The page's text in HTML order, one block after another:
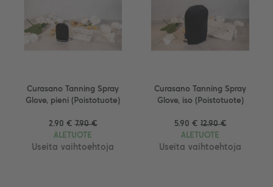
Curasano Tanning Spray
Glove, pieni (Poistotuote)
2.90 € 7.90 €
ALETUOTE
Useita vaihtoehtoja
Curasano Tanning Spray
Glove, iso (Poistotuote)
5.90 € 12.90 €
ALETUOTE
Useita vaihtoehtoja